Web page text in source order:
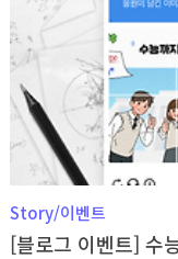
Story/이벤트
[블로그 이벤트] 수